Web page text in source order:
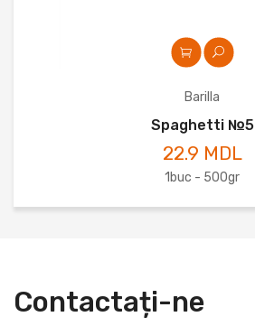
Barilla
Spaghetti №5
22.9 MDL
1buc - 500gr
Contactați-ne